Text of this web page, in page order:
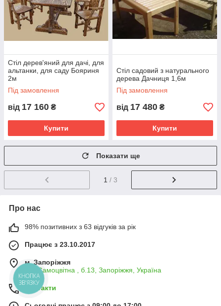
Стіл дерев'яний для дачі, для
альтанки, для саду Бояриня
2м
Під замовлення
від 17 160 ₴
Купити
Стіл садовий з натурального
дерева Дачниця 1,6м
Під замовлення
від 17 480 ₴
Купити
Показати ще
1 / 3
Про нас
98% позитивних з 63 відгуків за рік
Працює з 23.10.2017
м. Запоріжжя
вул.Самоцвітна , б.13, Запоріжжя, Україна
Контакти
КНОПКА
ЗВ'ЯЗКУ